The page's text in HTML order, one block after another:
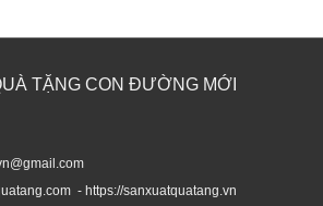
TẶNG CON ĐƯỜNG MỚI
- https://sanxuatquatang.vn